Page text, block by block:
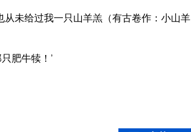
未给过我一只山羊羔（有古卷作：小山羊
肥牛犊！’